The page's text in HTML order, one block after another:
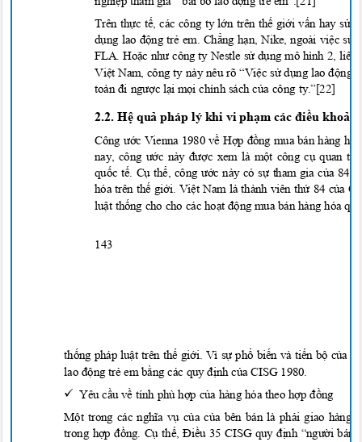
Trên thực tế, các công ty lớn trên thế giới vấn hay sử
dụng lao động trẻ em. Chẳng hạn, Nike, ngoài việc
FLA. Hoặc như công ty Nestle sử dụng mô hình 2,
Việt Nam, công ty này nêu rõ “Việc sửdụng lao động tr
toàn đi ngược lại mọi chính sách của công ty.”[22]
2.2. Hệ quả pháp lý khi vi phạm các điều
Công ước Vienna 1980 về Hợp đồng mua bán hàng
nay, công ước này được xem là một công cụ quan
quốc tế. Cụ thể, công ước này có sự tham gia của
hóa trên thế giới. Việt Nam là thành viên thứ 84 của
luật thống cho cho các hoạt động mua bán hàng hóa
143
thống pháp luật trên thế giới. Vì sự phổ biến và tiến bộ của
lao động trẻ em bằng các quy định của CISG 1980.
Yêu cầu về tính phù hợp của hàng hóa theo hợp đồng
Một trong các nghĩa vụ của của bên bán là phải giao
trong hợp đồng. Cụ thể, Điều 35 CISG quy định “người bán